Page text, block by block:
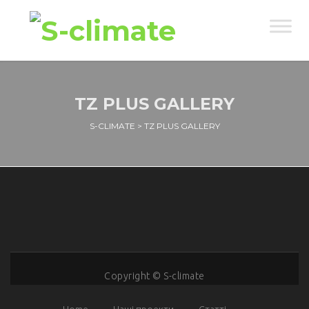
TZ PLUS GALLERY
S-CLIMATE > TZ PLUS GALLERY
Copyright © S-climate